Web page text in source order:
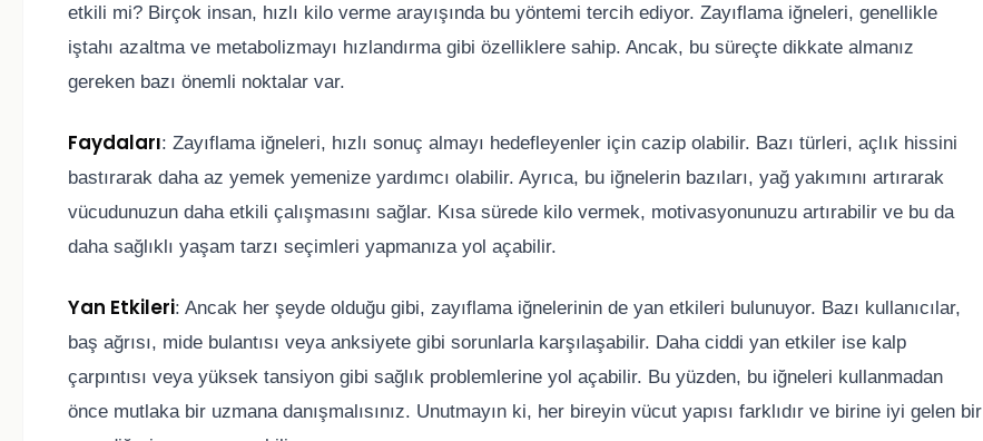
etkili mi? Birçok insan, hızlı kilo verme arayışında bu yöntemi tercih ediyor. Zayıflama iğneleri, genellikle
iştahı azaltma ve metabolizmayı hızlandırma gibi özelliklere sahip. Ancak, bu süreçte dikkate almanız
gereken bazı önemli noktalar var.
Faydaları: Zayıflama iğneleri, hızlı sonuç almayı hedefleyenler için cazip olabilir. Bazı türleri, açlık hissini
bastırarak daha az yemek yemenize yardımcı olabilir. Ayrıca, bu iğnelerin bazıları, yağ yakımını artırarak
vücudunuzun daha etkili çalışmasını sağlar. Kısa sürede kilo vermek, motivasyonunuzu artırabilir ve bu da
daha sağlıklı yaşam tarzı seçimleri yapmanıza yol açabilir.
Yan Etkileri: Ancak her şeyde olduğu gibi, zayıflama iğnelerinin de yan etkileri bulunuyor. Bazı kullanıcılar,
baş ağrısı, mide bulantısı veya anksiyete gibi sorunlarla karşılaşabilir. Daha ciddi yan etkiler ise kalp
çarpıntısı veya yüksek tansiyon gibi sağlık problemlerine yol açabilir. Bu yüzden, bu iğneleri kullanmadan
önce mutlaka bir uzmana danışmalısınız. Unutmayın ki, her bireyin vücut yapısı farklıdır ve birine iyi gelen bir